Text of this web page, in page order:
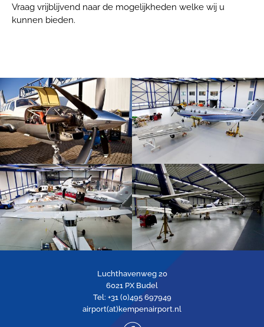
Vraag vrijblijvend naar de mogelijkheden welke wij u
kunnen bieden.
Luchthavenweg 20
6021 PX Budel
Tel: +31 (0)495 697949
airport(at)kempenairport.nl